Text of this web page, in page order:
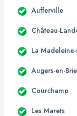
Aufferville
Château-
La
Augers-en-Brie
Courchamp
Les Marets